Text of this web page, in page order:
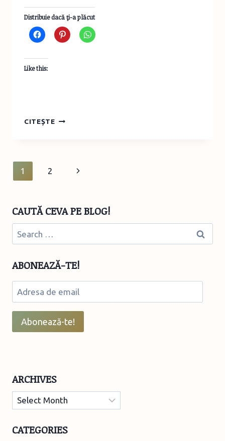
Distribuie dacă ţi-a plăcut
Like this:
CITEȘTE15.DECORAŢIUNI
TERMOADEZIVE
Page
1 2
Next
CAUTĂ CEVA PE BLOG!
Search
for:
ABONEAZĂ-TE!
Adresa
de
email
Abonează-te!
ARCHIVES
Archives
CATEGORIES